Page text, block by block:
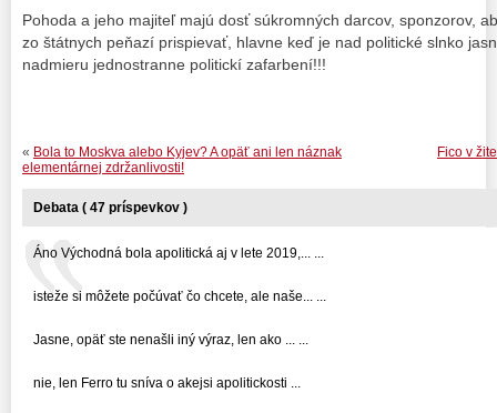
Pohoda a jeho majiteľ majú dosť súkromných darcov, sponzorov,
zo štátnych peňazí prispievať, hlavne keď je nad politické slnko
nadmieru jednostranne politickí zafarbení!!!
Fico v
« Bola to Moskva alebo Kyjev? A opäť ani len náznak
elementárnej zdržanlivosti!
Debata ( 47 príspevkov )
Áno Východná bola apolitická aj v lete 2019,... ...
isteže si môžete počúvať čo chcete, ale naše... ...
Jasne, opäť ste nenašli iný výraz, len ako ... ...
nie, len Ferro tu sníva o akejsi apolitickosti ...